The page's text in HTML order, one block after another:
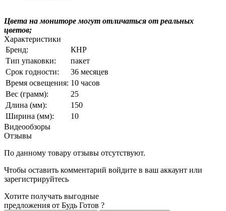
Цвета на мониторе могут отличаться от реальных
цветов;
Характеристики
Бренд:
КНР
Тип упаковки:
пакет
Срок годности:
36 месяцев
Время освещения: 10 часов
Вес (грамм):
25
Длина (мм):
150
Ширина (мм):
10
Видеообзоры
Отзывы
По данному товару отзывы отсутствуют.
Чтобы оставить комментарий войдите в ваш аккаунт или
зарегистрируйтесь
Хотите получать выгодные
предложения от Будь Готов ?